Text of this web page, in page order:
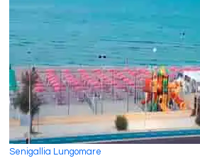
Senigallia Lungomare